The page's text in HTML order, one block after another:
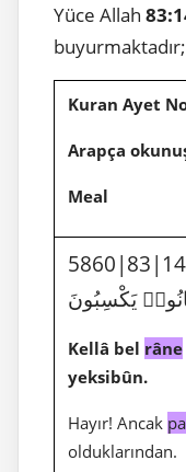
Yüce Allah
buyurmaktadır;
Kuran Ayet
Arapça
Meal
يَكْسِبُونَ
Kellâ bel râne
yeksibûn.
Hayır! Ancak
olduklarından.